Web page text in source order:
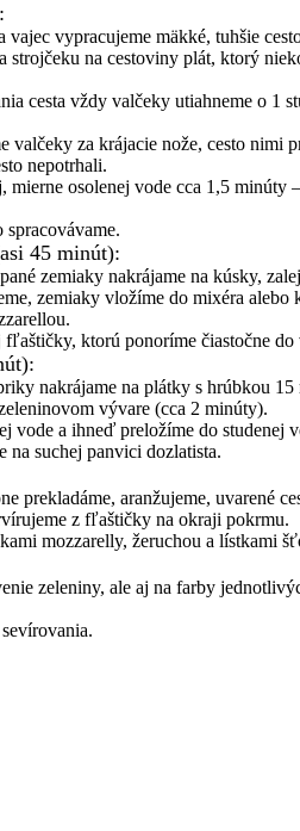
vypracujeme mäkké, tuhšie
strojčeku na cestoviny plát, ktorý
cesta vždy valčeky utiahneme o 1
valčeky za krájacie nože, cesto nimi
nepotrhali.
mierne osolenej vode cca 1,5
45 minút):
zemiaky nakrájame na kúsky,
zemiaky vložíme do mixéra alebo
ktorú ponoríme čiastočne
nakrájame na plátky s hrúbkou
vývare (cca 2 minúty).
vode a ihneď preložíme do studenej
na suchej panvici dozlatista.
prekladáme, aranžujeme, uvarené
z fľaštičky na okraji pokrmu.
mozzarelly, žeruchou a lístkami
zeleniny, ale aj na farby